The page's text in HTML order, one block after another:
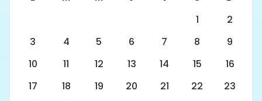
1
2
3
4 5 6 7 8
9
10
11 12 13 14 15
16
17
18 19 20 21 22
23